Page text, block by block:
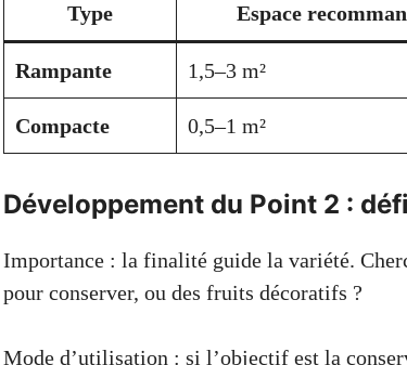
Type Espace
Rampante 1,5–3 m²
Compacte 0,5–1 m²
Développement du Point 2 :
Importance : la finalité guide la variété.
pour conserver, ou des fruits décoratifs ?
Mode d’utilisation : si l’objectif est la